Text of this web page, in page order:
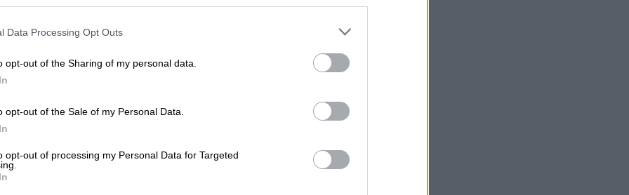
Data Processing Opt Outs
opt-out of the Sharing of my personal data.
opt-out of the Sale of my Personal Data.
opt-out of processing my Personal Data for Targeted
έναν εισαγγελέα. Είναι ακριβώς αυτό
Μετά από πέντε χρόνια, ο
Ευρωπαϊκή Εισαγγελία, αν έχει κάνει
τον διορισμό
και σε άλλους 100 σε 22 χώρες και
η διαδικασία ειναι πεντακάθαρη
πρόσθεσε. Προκάλεσε, δε,
«εάν κάποιος πιστεύει ότι το
Ποιός έχει συμφέρον να μην ανανεωθούν οι